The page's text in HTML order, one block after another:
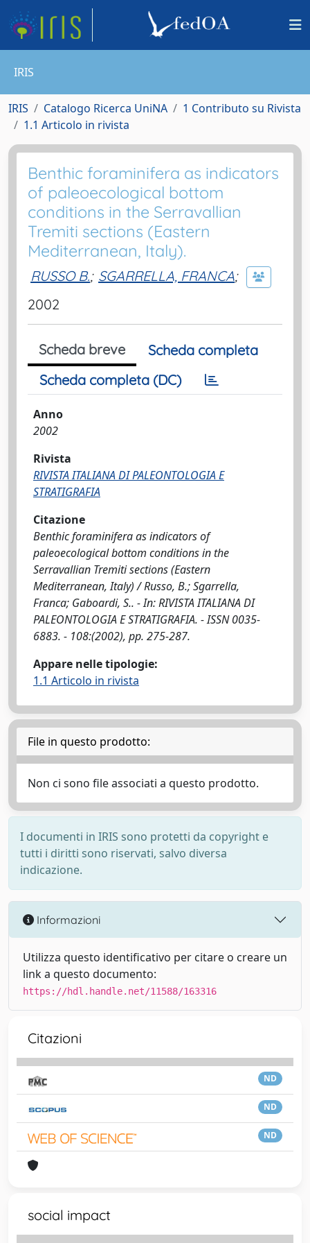
IRIS
IRIS Catalogo Ricerca UniNA
1 Contributo su Rivista
1.1 Articolo in rivista
Benthic foraminifera as indicators
of paleoecological bottom
conditions in the Serravallian
Tremiti sections (Eastern
Mediterranean, Italy).
RUSSO B.; SGARRELLA, FRANCA;
2002
Scheda breve
Scheda completa
Scheda completa (DC)
Anno
2002
Rivista
RIVISTA ITALIANA DI PALEONTOLOGIA E
STRATIGRAFIA
Citazione
Benthic foraminifera as indicators of
paleoecological bottom conditions in the
Serravallian Tremiti sections (Eastern
Mediterranean, Italy) / Russo, B.; Sgarrella,
Franca; Gaboardi, S.. - In: RIVISTA ITALIANA DI
PALEONTOLOGIA E STRATIGRAFIA. - ISSN 0035-
6883. - 108:(2002), pp. 275-287.
Appare nelle tipologie:
1.1 Articolo in rivista
File in questo prodotto:
Non ci sono file associati a questo prodotto.
I documenti in IRIS sono protetti da copyright e
tutti i diritti sono riservati, salvo diversa
indicazione.
Informazioni
Utilizza questo identificativo per citare o creare un
link a questo documento:
https://hdl.handle.net/11588/163316
Citazioni
ND
ND
ND
social impact